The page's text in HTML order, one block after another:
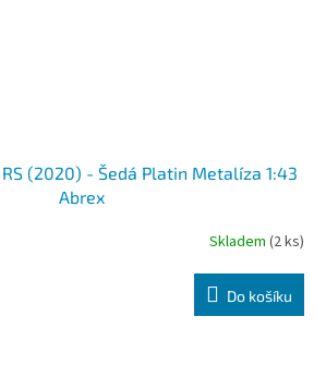
(2020) - Šedá Platin Metalíza 1:43
Abrex
Skladem (2 ks)
Do košíku